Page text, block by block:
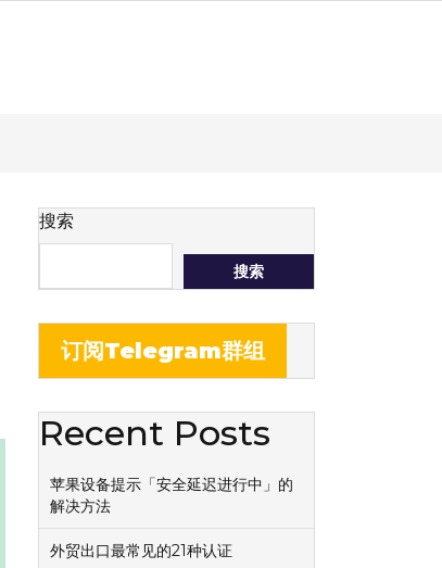
搜索
搜索
订阅Telegram群组
Recent Posts
苹果设备提示「安全延迟进行中」的
解决方法
外贸出口最常见的21种认证